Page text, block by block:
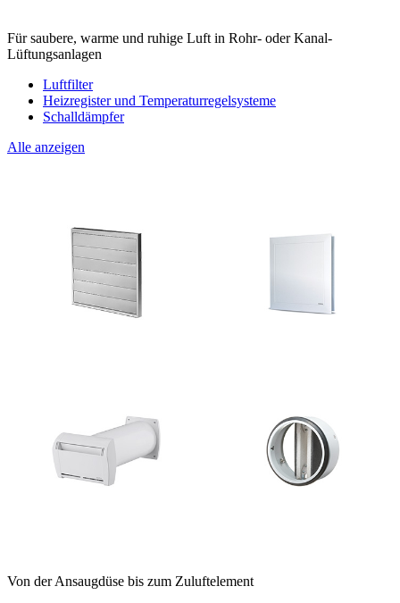
Für saubere, warme und ruhige Luft in Rohr- oder Kanal-
Lüftungsanlagen
Luftfilter
Heizregister und Temperaturregelsysteme
Schalldämpfer
Alle anzeigen
Von der Ansaugdüse bis zum Zuluftelement